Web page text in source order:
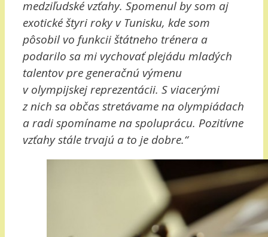
medziľudské vzťahy. Spomenul by som aj
exotické štyri roky v Tunisku, kde som
pôsobil vo funkcii štátneho trénera a
podarilo sa mi vychovať plejádu mladých
talentov pre generačnú výmenu
v olympijskej reprezentácii. S viacerými
z nich sa občas stretávame na olympiádach
a radi spomíname na spoluprácu. Pozitívne
vzťahy stále trvajú a to je dobre.“